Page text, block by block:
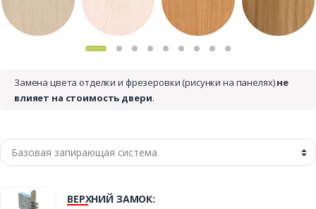
Замена цвета отделки и фрезеровки (рисунки на панелях)не
влияет на стоимость двери.
ВЕРХНИЙ ЗАМОК: